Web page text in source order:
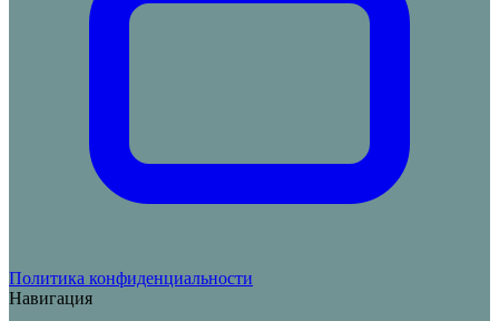
Политика конфиденциальности
Навигация